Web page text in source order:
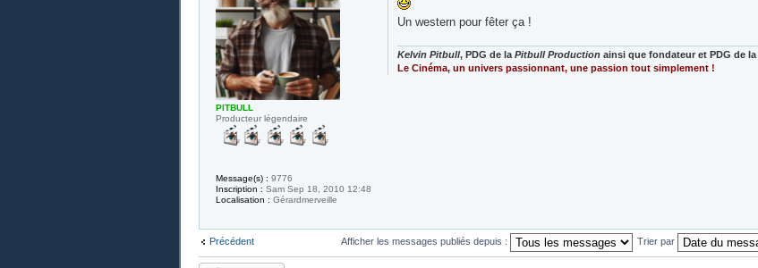
Un western pour fêter ça !
Kelvin Pitbull, PDG de la Pitbull Productionainsi que fondateur et PDG de la
Le Cinéma, un univers passionnant, une passion tout simplement !
PITBULL
Producteur légendaire
Message(s) : 9776
Inscription : Sam Sep 18, 2010 12:48
Localisation : Gérardmerveille
Précédent Afficher les messages publiés depuis : Trier par